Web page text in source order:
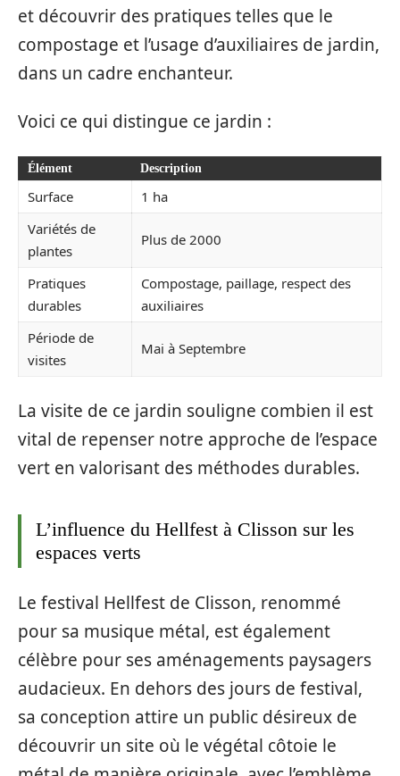
et découvrir des pratiques telles que le
compostage et l’usage d’auxiliaires de jardin,
dans un cadre enchanteur.
Voici ce qui distingue ce jardin :
Élément Description
Surface
1 ha
Variétés de
plantes
Plus de 2000
Pratiques
durables
Compostage, paillage, respect des
auxiliaires
Période de
visites
Mai à Septembre
La visite de ce jardin souligne combien il est
vital de repenser notre approche de l’espace
vert en valorisant des méthodes durables.
L’influence du Hellfest à Clisson sur les
espaces verts
Le festival Hellfest de Clisson, renommé
pour sa musique métal, est également
célèbre pour ses aménagements paysagers
audacieux. En dehors des jours de festival,
sa conception attire un public désireux de
découvrir un site où le végétal côtoie le